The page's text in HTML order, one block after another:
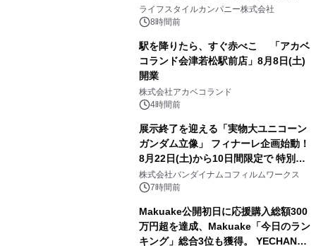
い、ポップでキュートなコレクショ
ン。
ライフスタイルカンパニー株式会社
8時間前
駅を降りたら、すぐ赤べこ 「アカベ
コランド会津若松駅前店」8月8日(土)
開業
株式会社アカベコランド
4時間前
展示終了を迎える「実物大ユニコーン
ガンダム立像」 フィナーレ企画始動！
8月22日(土)から10日間限定で 特別映
像『UNICORN GUNDAM Statue ―
BEYOND POSSIBILITY ―』を上映！
株式会社バンダイナムコフィルムワークス
7時間前
Makuake公開初日に応援購入総額300
万円超を達成、Makuake「今日のラン
キング」総合3位も獲得。 YECHAN音